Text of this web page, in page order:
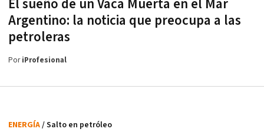
El sueño de un Vaca Muerta en el Mar
Argentino: la noticia que preocupa a las
petroleras
PoriProfesional
ENERGÍA/ Salto en petróleo